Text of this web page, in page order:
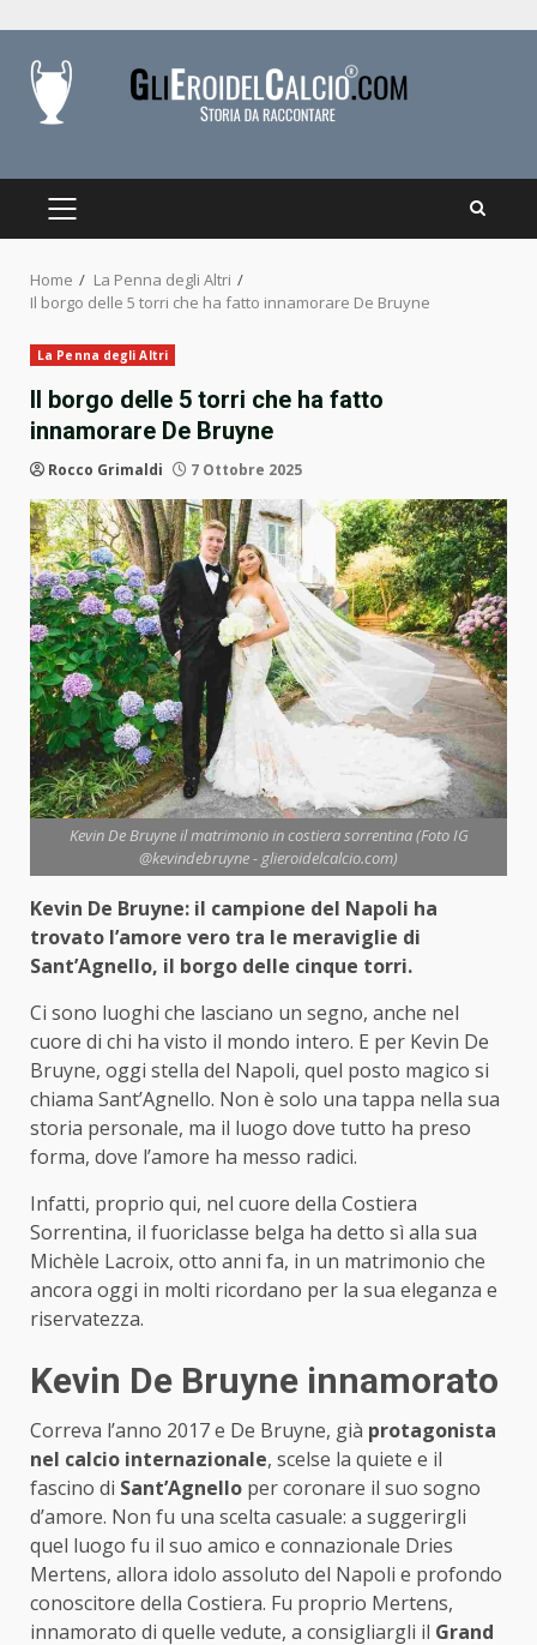
content
PRIMARY
Home
La Penna degli Altri
Il borgo delle 5 torri che ha fatto innamorare De Bruyne
La Penna degli Altri
Il borgo delle 5 torri che ha fatto
innamorare De Bruyne
Rocco Grimaldi 7 Ottobre 2025
Kevin De Bruyne il matrimonio in costiera sorrentina (Foto IG
@kevindebruyne - glieroidelcalcio.com)
Kevin De Bruyne: il campione del Napoli ha
trovato l’amore vero tra le meraviglie di
Sant’Agnello, il borgo delle cinque torri.
Ci sono luoghi che lasciano un segno, anche nel
cuore di chi ha visto il mondo intero. E per Kevin De
Bruyne, oggi stella del Napoli, quel posto magico si
chiama Sant’Agnello. Non è solo una tappa nella sua
storia personale, ma il luogo dove tutto ha preso
forma, dove l’amore ha messo radici.
Infatti, proprio qui, nel cuore della Costiera
Sorrentina, il fuoriclasse belga ha detto sì alla sua
Michèle Lacroix, otto anni fa, in un matrimonio che
ancora oggi in molti ricordano per la sua eleganza e
riservatezza.
Kevin De Bruyne innamorato
Correva l’anno 2017 e De Bruyne, già protagonista
nel calcio internazionale, scelse la quiete e il
fascino di Sant’Agnello per coronare il suo sogno
d’amore. Non fu una scelta casuale: a suggerirgli
quel luogo fu il suo amico e connazionale Dries
Mertens, allora idolo assoluto del Napoli e profondo
conoscitore della Costiera. Fu proprio Mertens,
innamorato di quelle vedute, a consigliargli il Grand